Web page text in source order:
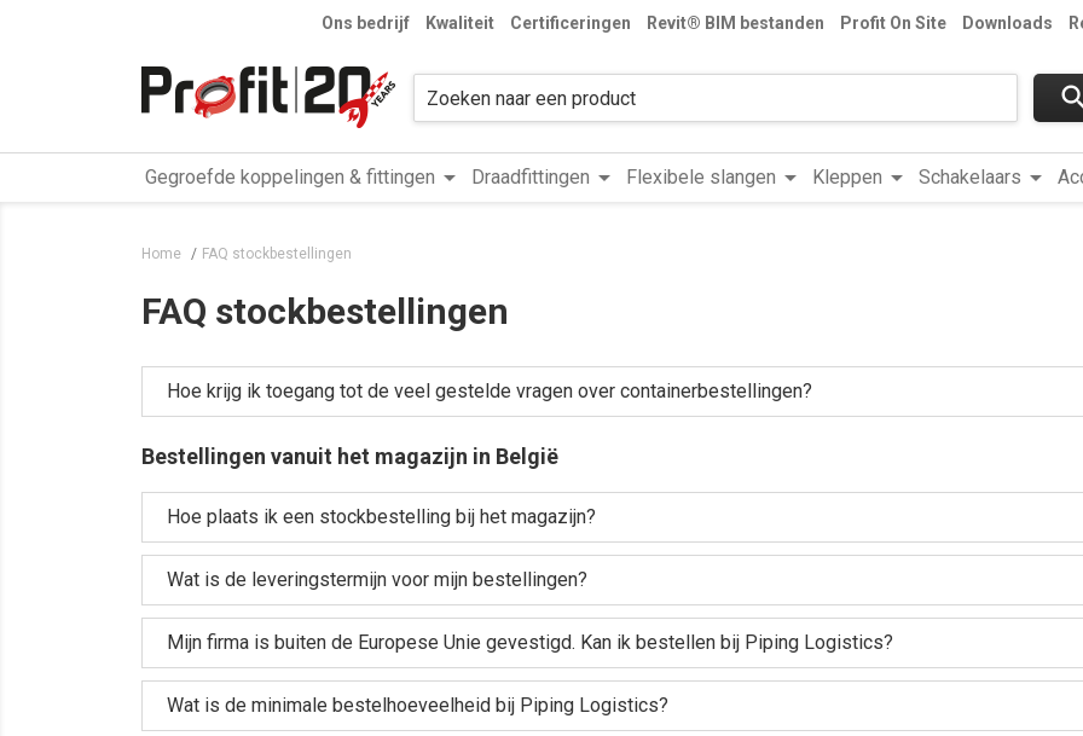
Ons bedrijf Kwaliteit Certificeringen Revit® BIM bestanden Profit On Site Downloads
Gegroefde koppelingen & fittingen arrow_drop_down Draadfittingen arrow_drop_down Flexibele slangen arrow_drop_down Kleppen arrow_drop_down Schakelaars arrow_drop_down
Home FAQ stockbestellingen
FAQ stockbestellingen
Hoe krijg ik toegang tot de veel gestelde vragen over containerbestellingen?
Bestellingen vanuit het magazijn in België
Hoe plaats ik een stockbestelling bij het magazijn?
Wat is de leveringstermijn voor mijn bestellingen?
Mijn firma is buiten de Europese Unie gevestigd. Kan ik bestellen bij Piping Logistics?
Wat is de minimale bestelhoeveelheid bij Piping Logistics?